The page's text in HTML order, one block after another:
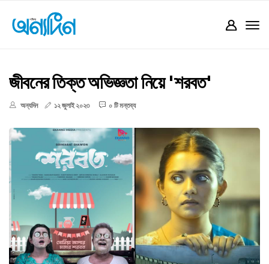
জীবনের তিক্ত অভিজ্ঞতা নিয়ে 'শরবত'
অন্যদিন ১২ জুলাই ২০২৩ ০ টি মন্তব্য